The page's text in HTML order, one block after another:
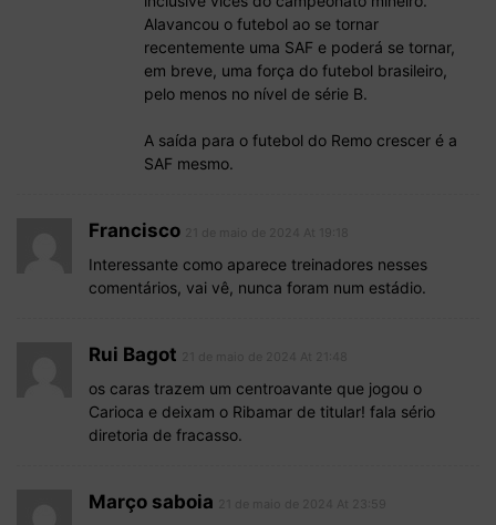
Alavancou o futebol ao se tornar
recentemente uma SAF e poderá se tornar,
em breve, uma força do futebol brasileiro,
pelo menos no nível de série B.
A saída para o futebol do Remo crescer é a
SAF mesmo.
Francisco
Interessante como aparece treinadores nesses
comentários, vai vê, nunca foram num estádio.
Rui Bagot
os caras trazem um centroavante que jogou o
Carioca e deixam o Ribamar de titular! fala sério
diretoria de fracasso.
Março saboia